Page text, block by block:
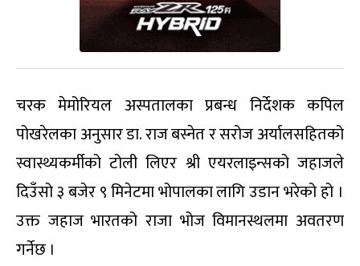
चरक मेमोरियल अस्पतालका प्रबन्ध निर्देशक कपिल
पोखरेलका अनुसार डा. राज बस्नेत र सरोज अर्यालसहितको
स्वास्थ्यकर्मीको टोली लिएर श्री एयरलाइन्सको जहाजले
दिउँसो ३ बजेर ९ मिनेटमा भोपालका लागि उडान भरेको हो ।
उक्त जहाज भारतको राजा भोज विमानस्थलमा अवतरण
गर्नेछ ।